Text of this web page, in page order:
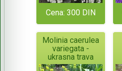
Cena: 300 DIN
Molinia caerulea
variegata -
ukrasna trava